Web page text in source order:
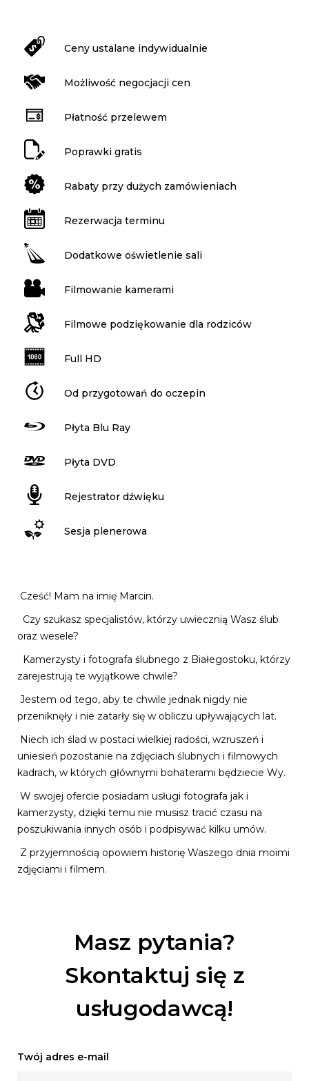
Ceny ustalane indywidualnie
Możliwość negocjacji cen
Płatność przelewem
Poprawki gratis
Rabaty przy dużych zamówieniach
Rezerwacja terminu
Dodatkowe oświetlenie sali
Filmowanie kamerami
Filmowe podziękowanie dla rodziców
Full HD
Od przygotowań do oczepin
Płyta Blu Ray
Płyta DVD
Rejestrator dźwięku
Sesja plenerowa
Cześć! Mam na imię Marcin.
Czy szukasz specjalistów, którzy uwiecznią Wasz ślub
oraz wesele?
Kamerzysty i fotografa ślubnego z Białegostoku, którzy
zarejestrują te wyjątkowe chwile?
Jestem od tego, aby te chwile jednak nigdy nie
przeniknęły i nie zatarły się w obliczu upływających lat.
Niech ich ślad w postaci wielkiej radości, wzruszeń i
uniesień pozostanie na zdjęciach ślubnych i filmowych
kadrach, w których głównymi bohaterami będziecie Wy.
W swojej ofercie posiadam usługi fotografa jak i
kamerzysty, dzięki temu nie musisz tracić czasu na
poszukiwania innych osób i podpisywać kilku umów.
Z przyjemnością opowiem historię Waszego dnia moimi
zdjęciami i filmem.
Masz pytania?
Skontaktuj się z
usługodawcą!
Twój adres e-mail